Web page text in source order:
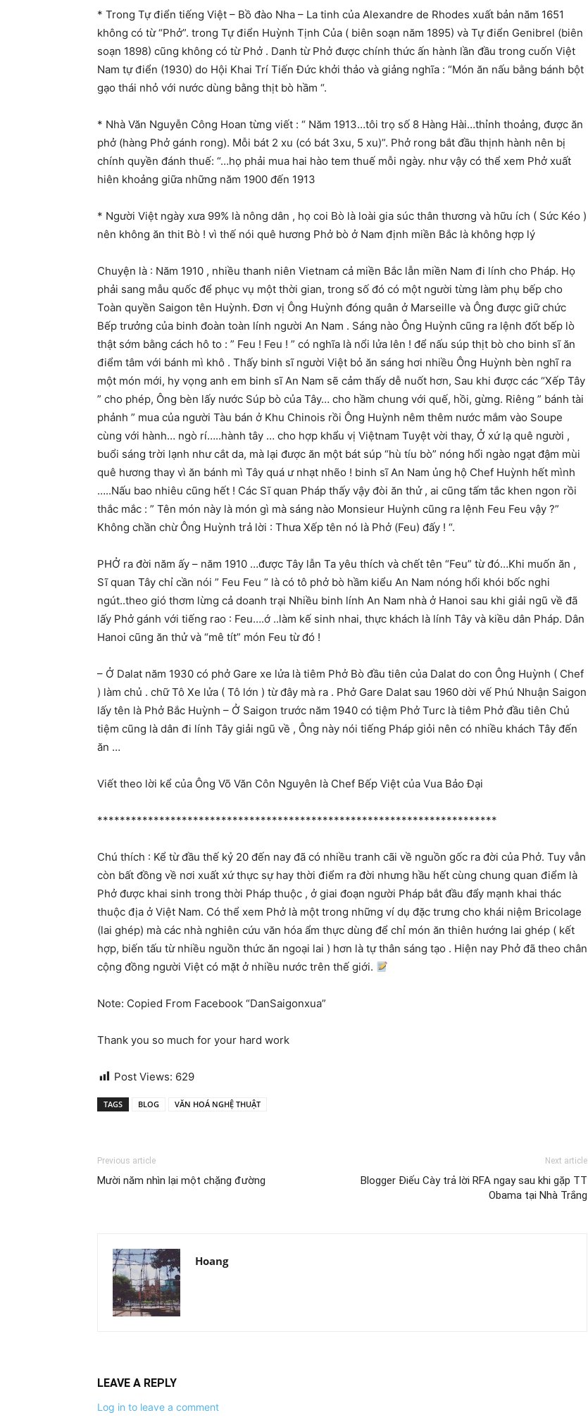
* Trong Tự điển tiếng Việt – Bồ đào Nha – La tinh của Alexandre de Rhodes xuất bản năm 1651
không có từ “Phở”. trong Tự điển Huỳnh Tịnh Của ( biên soạn năm 1895) và Tự điển Genibrel (biên
soạn 1898) cũng không có từ Phở . Danh từ Phở được chính thức ấn hành lần đầu trong cuốn Việt
Nam tự điển (1930) do Hội Khai Trí Tiến Đức khởi thảo và giảng nghĩa : “Món ăn nấu bằng bánh bột
gạo thái nhỏ với nước dùng bằng thịt bò hầm “.
* Nhà Văn Nguyễn Công Hoan từng viết : “ Năm 1913…tôi trọ số 8 Hàng Hài…thỉnh thoảng, được ăn
phở (hàng Phở gánh rong). Mỗi bát 2 xu (có bát 3xu, 5 xu)”. Phở rong bắt đầu thịnh hành nên bị
chính quyền đánh thuế: “…họ phải mua hai hào tem thuế mỗi ngày. như vậy có thể xem Phở xuất
hiên khoảng giữa những năm 1900 đến 1913
* Người Việt ngày xưa 99% là nông dân , họ coi Bò là loài gia súc thân thương và hữu ích ( Sức Kéo )
nên không ăn thit Bò ! vì thế nói quê hương Phở bò ở Nam định miền Bắc là không hợp lý
Chuyện là : Năm 1910 , nhiều thanh niên Vietnam cả miền Bắc lẫn miền Nam đi lính cho Pháp. Họ
phải sang mẫu quốc để phục vụ một thời gian, trong số đó có một người từng làm phụ bếp cho
Toàn quyền Saigon tên Huỳnh. Đơn vị Ông Huỳnh đóng quân ở Marseille và Ông được giữ chức
Bếp trưởng của binh đoàn toàn lính người An Nam . Sáng nào Ông Huỳnh cũng ra lệnh đốt bếp lò
thật sớm bằng cách hô to : ” Feu ! Feu ! ” có nghĩa là nổi lửa lên ! để nấu súp thịt bò cho binh sĩ ăn
điểm tâm với bánh mì khô . Thấy binh sĩ người Việt bỏ ăn sáng hơi nhiều Ông Huỳnh bèn nghĩ ra
một món mới, hy vọng anh em binh sĩ An Nam sẽ cảm thấy dễ nuốt hơn, Sau khi được các “Xếp Tây
” cho phép, Ông bèn lấy nước Súp bò của Tây… cho hầm chung với quế, hồi, gừng. Riêng ” bánh tài
phảnh ” mua của người Tàu bán ở Khu Chinois rồi Ông Huỳnh nêm thêm nước mắm vào Soupe
cùng với hành… ngò rí…..hành tây … cho hợp khẩu vị Việtnam Tuyệt vời thay, Ở xứ lạ quê người ,
buổi sáng trời lạnh như cắt da, mà lại được ăn một bát súp “hù tíu bò” nóng hổi ngào ngạt đậm mùi
quê hương thay vì ăn bánh mì Tây quá ư nhạt nhẽo ! binh sĩ An Nam ủng hộ Chef Huỳnh hết mình
…..Nấu bao nhiêu cũng hết ! Các Sĩ quan Pháp thấy vậy đòi ăn thử , ai cũng tấm tắc khen ngon rồi
thắc mắc : ” Tên món này là món gì mà sáng nào Monsieur Huỳnh cũng ra lệnh Feu Feu vậy ?”
Không chần chừ Ông Huỳnh trả lời : Thưa Xếp tên nó là Phở (Feu) đấy ! “.
PHỞ ra đời năm ấy – năm 1910 …được Tây lẫn Ta yêu thích và chết tên “Feu” từ đó…Khi muốn ăn ,
Sĩ quan Tây chỉ cần nói ” Feu Feu ” là có tô phở bò hầm kiểu An Nam nóng hổi khói bốc nghi
ngút..theo gió thơm lừng cả doanh trại Nhiều binh lính An Nam nhà ở Hanoi sau khi giải ngũ về đã
lấy Phở gánh với tiếng rao : Feu….ớ ..làm kế sinh nhai, thực khách là lính Tây và kiều dân Pháp. Dân
Hanoi cũng ăn thử và “mê tít” món Feu từ đó !
– Ở Dalat năm 1930 có phở Gare xe lửa là tiêm Phở Bò đầu tiên của Dalat do con Ông Huỳnh ( Chef
) làm chủ . chữ Tô Xe lửa ( Tô lớn ) từ đây mà ra . Phở Gare Dalat sau 1960 dời vế Phú Nhuận Saigon
lấy tên là Phở Bắc Huỳnh – Ở Saigon trước năm 1940 có tiệm Phở Turc là tiêm Phở đầu tiên Chủ
tiệm cũng là dân đi lính Tây giải ngũ về , Ông này nói tiếng Pháp giỏi nên có nhiều khách Tây đến
ăn …
Viết theo lời kể của Ông Võ Văn Côn Nguyên là Chef Bếp Việt của Vua Bảo Đại
***********************************************************************
Chú thích : Kể từ đầu thế kỷ 20 đến nay đã có nhiều tranh cãi về nguồn gốc ra đời của Phở. Tuy vẫn
còn bất đồng về nơi xuất xứ thực sự hay thời điểm ra đời nhưng hầu hết cùng chung quan điểm là
Phở được khai sinh trong thời Pháp thuộc , ở giai đoạn người Pháp bắt đầu đẩy mạnh khai thác
thuộc địa ở Việt Nam. Có thể xem Phở là một trong những ví dụ đặc trưng cho khái niệm Bricolage
(lai ghép) mà các nhà nghiên cứu văn hóa ẩm thực dùng để chỉ món ăn thiên hướng lai ghép ( kết
hợp, biến tấu từ nhiều nguồn thức ăn ngoại lai ) hơn là tự thân sáng tạo . Hiện nay Phở đã theo chân
cộng đồng người Việt có mặt ở nhiều nước trên thế giới.
Note: Copied From Facebook “DanSaigonxua”
Thank you so much for your hard work
Post Views: 629
TAGS BLOG VĂN HOÁ NGHỆ THUẬT
Previous article
Mười năm nhìn lại một chặng đường
Next article
Blogger Điếu Cày trả lời RFA ngay sau khi gặp TT
Obama tại Nhà Trắng
Hoang
LEAVE A REPLY
Log in to leave a comment